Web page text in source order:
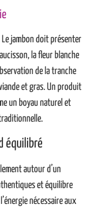
jambon doit présenter
la fleur blanche
de la tranche
et gras. Un produit
un boyau naturel et
équilibré
autour d’un
et équilibre
nécessaire aux